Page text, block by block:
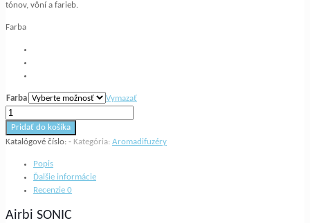
tónov, vôní a farieb.
Farba
Farba
Vymazať
množstvo
Aromadifuzér
Airbi
Pridať do košíka
Katalógové číslo: - Kategória: Aromadifuzéry
Popis
Ďalšie informácie
Recenzie 0
Airbi SONIC